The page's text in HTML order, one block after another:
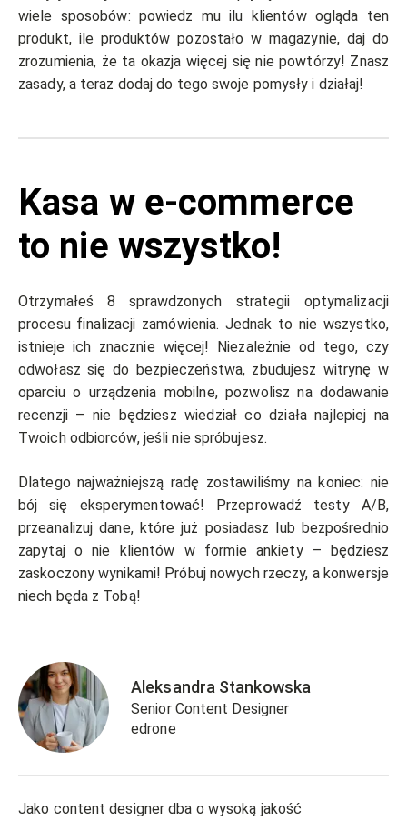
wiele sposobów: powiedz mu ilu klientów ogląda ten
produkt, ile produktów pozostało w magazynie, daj do
zrozumienia, że ta okazja więcej się nie powtórzy! Znasz
zasady, a teraz dodaj do tego swoje pomysły i działaj!
Kasa w e-commerce
to nie wszystko!
Otrzymałeś 8 sprawdzonych strategii optymalizacji
procesu finalizacji zamówienia. Jednak to nie wszystko,
istnieje ich znacznie więcej! Niezależnie od tego, czy
odwołasz się do bezpieczeństwa, zbudujesz witrynę w
oparciu o urządzenia mobilne, pozwolisz na dodawanie
recenzji – nie będziesz wiedział co działa najlepiej na
Twoich odbiorców, jeśli nie spróbujesz.
Dlatego najważniejszą radę zostawiliśmy na koniec: nie
bój się eksperymentować! Przeprowadź testy A/B,
przeanalizuj dane, które już posiadasz lub bezpośrednio
zapytaj o nie klientów w formie ankiety – będziesz
zaskoczony wynikami! Próbuj nowych rzeczy, a konwersje
niech będa z Tobą!
Aleksandra Stankowska
Senior Content Designer
edrone
Jako content designer dba o wysoką jakość